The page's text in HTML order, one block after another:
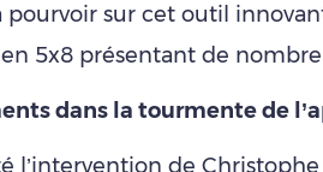
pourvoir sur cet outil
5x8 présentant de
dans la tourmente de
l’intervention de